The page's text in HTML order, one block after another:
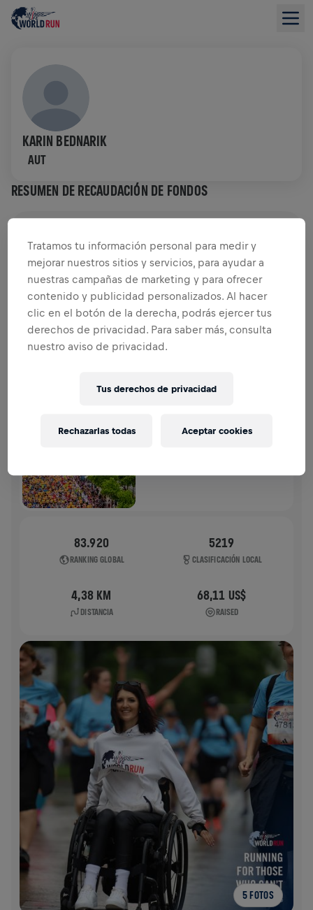
KARIN BEDNARIK
AUT
RESUMEN DE RECAUDACIÓN DE FONDOS
RECAUDACIÓN DE FONDOS DONAR
¡Dona para marcar la diferencia! El 100% de lo
recaudado va a la investigación de médula.
HISTORIA
83.920
RANKING GLOBAL
5219
CLASIFICACIÓN LOCAL
4,38 KM
DISTANCIA
68,11 US$
RAISED
5 FOTOS
Tratamos tu información personal para medir y
mejorar nuestros sitios y servicios, para ayudar a
nuestras campañas de marketing y para ofrecer
contenido y publicidad personalizados. Al hacer
clic en el botón de la derecha, podrás ejercer tus
derechos de privacidad. Para saber más, consulta
nuestro aviso de privacidad.
Tus derechos de privacidad
Rechazarlas todas Aceptar cookies